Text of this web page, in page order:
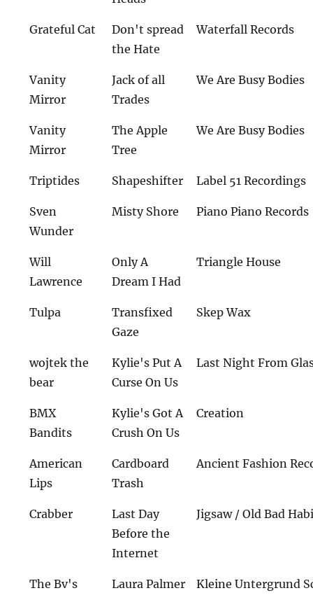
Grateful Cat
Don't spread
the Hate
Waterfall Records
Vanity
Mirror
Jack of all
Trades
We Are Busy Bodies
Vanity
Mirror
The Apple
Tree
We Are Busy Bodies
Triptides Shapeshifter Label 51 Recordings
Sven
Wunder
Misty Shore Piano Piano Records
Will
Lawrence
Only A
Dream I Had
Triangle House
Tulpa
Transfixed
Gaze
Skep Wax
wojtek the
bear
Kylie's Put A
Curse On Us
Last Night From
BMX
Bandits
Kylie's Got A
Crush On Us
Creation
American
Lips
Cardboard
Trash
Ancient Fashion
Crabber
Last Day
Before the
Internet
Jigsaw / Old Bad
The Bv's Laura Palmer Kleine Untergrund